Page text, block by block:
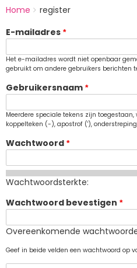
BREADCRUMBS
You
here:
Home
register
E-mailadres
Het e-mailadres wordt niet openbaar
gebruikt om andere gebruikers berichten
Gebruikersnaam
Meerdere speciale tekens zijn
koppelteken (-), apostrof ('),
Wachtwoord
Wachtwoordsterkte:
Wachtwoord bevestigen
Overeenkomende
Geef in beide velden een wachtwoord op